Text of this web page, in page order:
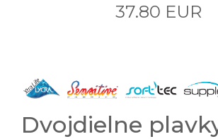
37.80 EUR
Dvojdielne